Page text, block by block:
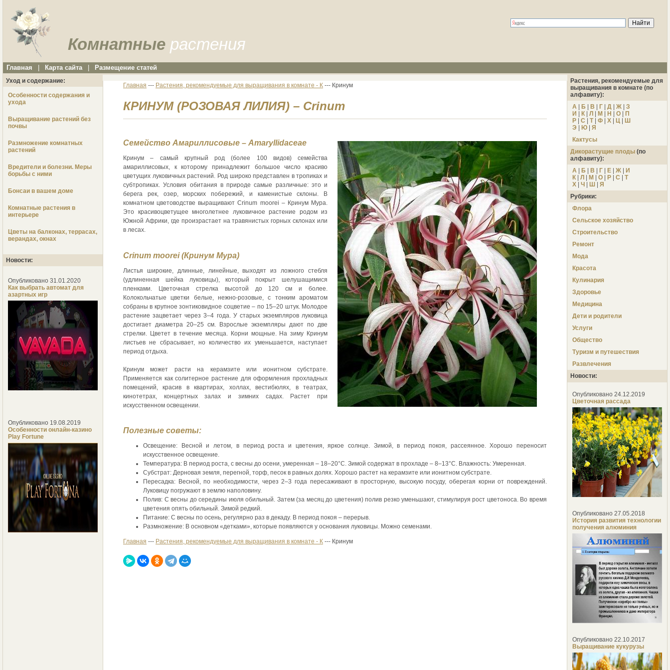
Комнатные растения
Главная Карта сайта Размещение статей
Уход и содержание:
Особенности содержания и
ухода
Выращивание растений без
почвы
Размножение комнатных
растений
Вредители и болезни. Меры
борьбы с ними
Бонсаи в вашем доме
Комнатные растения в
интерьере
Цветы на балконах, террасах,
верандах, окнах
Новости:
Опубликовано 31.01.2020
Как выбрать автомат для
азартных игр
Опубликовано 19.08.2019
Особенности онлайн-казино
Play Fortune
Растения, рекомендуемые для
выращивания в комнате (по
алфавиту):
А
Б В Г Д Ж
З
И
К Л М Н О
П
Р
С Т| Ф Х Ц
Ш
Э
Ю
Я
Кактусы
Дикорастущие плоды (по
алфавиту):
А
Б В Г Е Ж
И
К
Л М О Р С
Т
Х
Ч Ш
Я
Рубрики:
Флора
Сельское хозяйство
Строительство
Ремонт
Мода
Красота
Кулинария
Здоровье
Медицина
Дети и родители
Услуги
Общество
Туризм и путешествия
Развлечения
Новости:
Опубликовано 24.12.2019
Цветочная рассада
Опубликовано 27.05.2018
История развития технологии
получения алюминия
Опубликовано 22.10.2017
Выращивание кукурузы
Главная --- Растения, рекомендуемые для выращивания в комнате - К --- Кринум
КРИНУМ (РОЗОВАЯ ЛИЛИЯ) – Crinum
Семейство Амариллисовые – Amaryllidaceae
Кринум – самый крупный род (более 100 видов) семейства
амариллисовых, к которому принадлежит большое число красиво
цветущих луковичных растений. Род широко представлен в тропиках и
субтропиках. Условия обитания в природе самые различные: это и
берега рек, озер, морских побережий, и каменистые склоны. В
комнатном цветоводстве выращивают Crinum moorei – Кринум Мура.
Это красивоцветущее многолетнее луковичное растение родом из
Южной Африки, где произрастает на травянистых горных склонах или
в лесах.
Crinum moorei (Кринум Мура)
Листья широкие, длинные, линейные, выходят из ложного стебля
(удлиненная шейка луковицы), который покрыт шелушащимися
пленками. Цветочная стрелка высотой до 120 см и более.
Колокольчатые цветки белые, нежно-розовые, с тонким ароматом
собраны в крупное зонтиковидное соцветие – по 15–20 штук. Молодое
растение зацветает через 3–4 года. У старых экземпляров луковица
достигает диаметра 20–25 см. Взрослые экземпляры дают по две
стрелки. Цветет в течение месяца. Корни мощные. На зиму Кринум
листьев не сбрасывает, но количество их уменьшается, наступает
период отдыха.
Кринум может расти на керамзите или ионитном субстрате.
Применяется как солитерное растение для оформления прохладных
помещений, красив в квартирах, холлах, вестибюлях, в театрах,
кинотетрах, концертных залах и зимних садах. Растет при
искусственном освещении.
Полезные советы:
Освещение: Весной и летом, в период роста и цветения, яркое солнце. Зимой, в период покоя, рассеянное. Хорошо переносит
искусственное освещение.
Температура: В период роста, с весны до осени, умеренная – 18–20°С. Зимой содержат в прохладе – 8–13°С. Влажность: Умеренная.
Субстрат: Дерновая земля, перегной, торф, песок в равных долях. Хорошо растет на керамзите или ионитном субстрате.
Пересадка: Весной, по необходимости, через 2–3 года пересаживают в просторную, высокую посуду, оберегая корни от повреждений.
Луковицу погружают в землю наполовину.
Полив: С весны до середины июля обильный. Затем (за месяц до цветения) полив резко уменьшают, стимулируя рост цветоноса. Во время
цветения опять обильный. Зимой редкий.
Питание: С весны по осень, регулярно раз в декаду. В период покоя – перерыв.
Размножение: В основном «детками», которые появляются у основания луковицы. Можно семенами.
Главная --- Растения, рекомендуемые для выращивания в комнате - К --- Кринум